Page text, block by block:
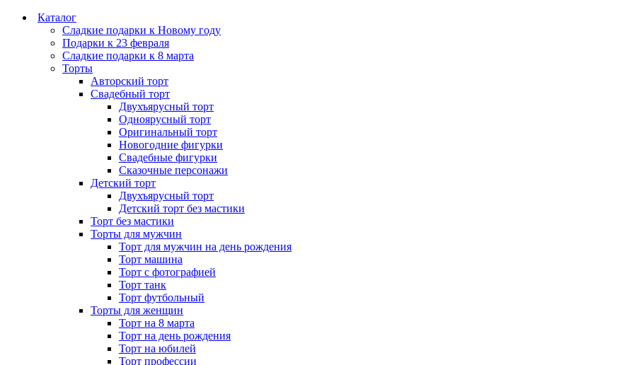
Каталог
Сладкие подарки к Новому году
Подарки к 23 февраля
Сладкие подарки к 8 марта
Торты
Авторский торт
Свадебный торт
Двухъярусный торт
Одноярусный торт
Оригинальный торт
Новогодние фигурки
Свадебные фигурки
Сказочные персонажи
Детский торт
Двухъярусный торт
Детский торт без мастики
Торт без мастики
Торты для мужчин
Торт для мужчин на день рождения
Торт машина
Торт с фотографией
Торт танк
Торт футбольный
Торты для женщин
Торт на 8 марта
Торт на день рождения
Торт на юбилей
Торт профессии